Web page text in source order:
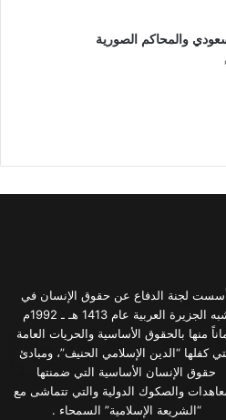
والمحاكم الصورية
لجنة الدفاع عن حقوق الإنسان في
شبه الجزيرة العربية عام 1413 هـ ـ 1992م
منها بالحقوق الأساسية والحريات العامة
كفلها “الدين الإسلامي الحنيف”، ومبادئ
حقوق الإنسان الأساسية التي ضمنتها
والصكوك الدولية والتي تتماشى مع
“الشريعة الإسلامية” السمحاء .